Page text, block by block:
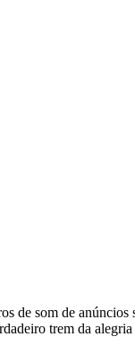
de som de
trem da